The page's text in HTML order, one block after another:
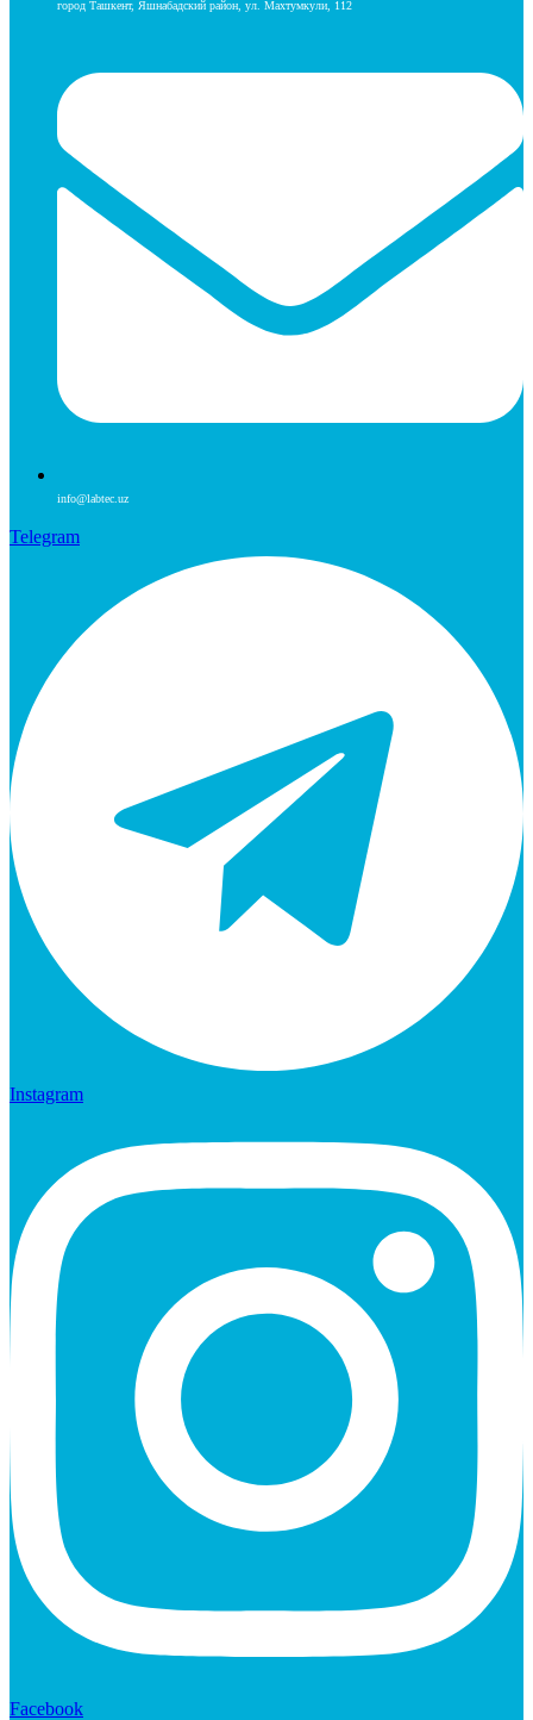
город Ташкент, Яшнабадский район, ул. Махтумкули, 112
info@labtec.uz
Telegram
Instagram
Facebook